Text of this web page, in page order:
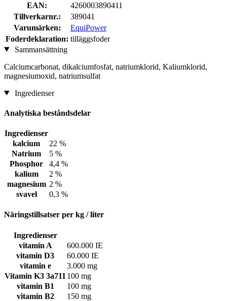
EAN:
4260003890411
Tillverkarnr.:
389041
Varumärken:
EquiPower
Foderdeklaration: tilläggsfoder
Sammansättning
Calciumcarbonat, dikalciumfosfat, natriumklorid, Kaliumklorid,
magnesiumoxid, natriumsulfat
Ingredienser
Analytiska beståndsdelar
Ingredienser
kalcium
22 %
Natrium
5 %
Phosphor
4,4 %
kalium
2 %
magnesium 2 %
svavel
0,3 %
Näringstillsatser per kg / liter
Ingredienser
vitamin A
600.000 IE
vitamin D3
60.000 IE
vitamin e
3.000 mg
Vitamin K3 3a711 100 mg
vitamin B1
100 mg
vitamin B2
150 mg